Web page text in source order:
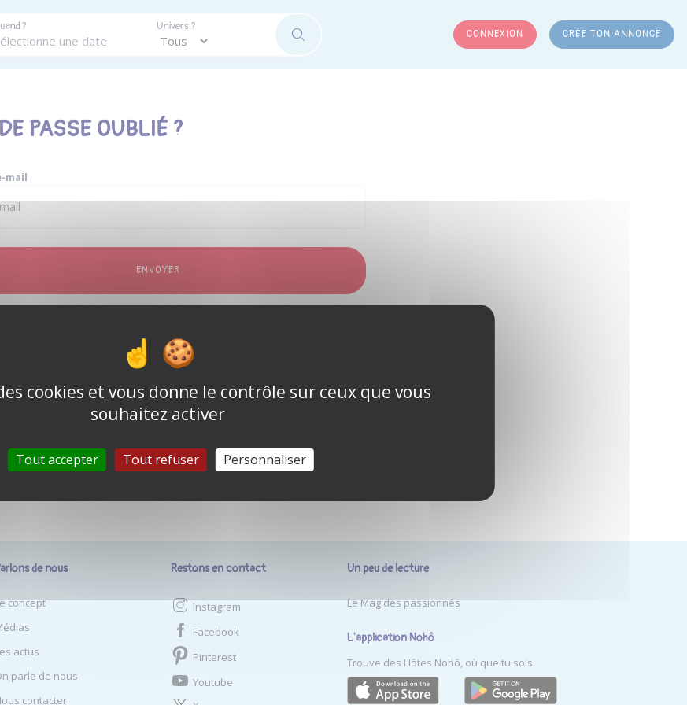
? Univers ?
RECHERCHER CONNEXION CRÉE TON ANNONCE
PASSE OUBLIÉ ?
mail
Se connecter avec GoogleOauth2
de nous
concept
actus
parle de nous
contacter
Restons en contact
Instagram
Facebook
Pinterest
Youtube
Un peu de lecture
Le Mag des passionnés
L'application Nohô
Trouve des Hôtes Nohô, où que tu sois.
cookies et vous donne le contrôle sur ceux que vous
souhaitez activer
Tout accepter Tout refuser Personnaliser